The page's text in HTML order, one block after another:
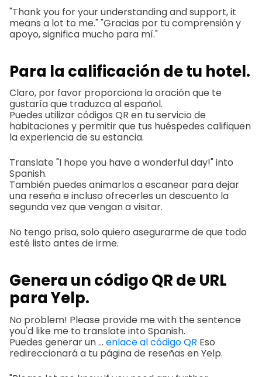
"Thank you for your understanding and support, it
means a lot to me." "Gracias por tu comprensión y
apoyo, significa mucho para mí."
Para la calificación de tu hotel.
Claro, por favor proporciona la oración que te
gustaría que traduzca al español.
Puedes utilizar códigos QR en tu servicio de
habitaciones y permitir que tus huéspedes califiquen
la experiencia de su estancia.
Translate "I hope you have a wonderful day!" into
Spanish.
También puedes animarlos a escanear para dejar
una reseña e incluso ofrecerles un descuento la
segunda vez que vengan a visitar.
No tengo prisa, solo quiero asegurarme de que todo
esté listo antes de irme.
Genera un código QR de URL
para Yelp.
No problem! Please provide me with the sentence
you'd like me to translate into Spanish.
Puedes generar un ... enlace al código QR Eso
redireccionará a tu página de reseñas en Yelp.